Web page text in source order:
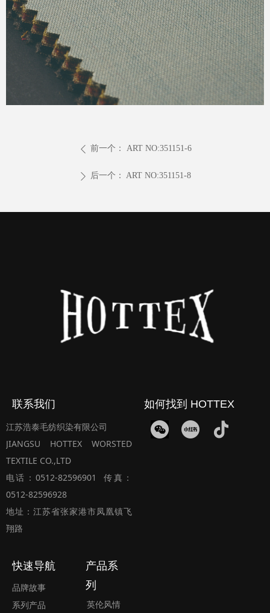
ꄴ 前一个： ART NO:351151-6
ꄲ 后一个： ART NO:351151-8
联系我们
江苏浩泰毛纺织染有限公司
JIANGSU HOTTEX WORSTED
TEXTILE CO.,LTD
电话：0512-82596901 传真：
0512-82596928
地址：江苏省张家港市凤凰镇飞
翔路
如何找到 HOTTEX
快速导航
品牌故事
系列产品
产品系
列
英伦风情